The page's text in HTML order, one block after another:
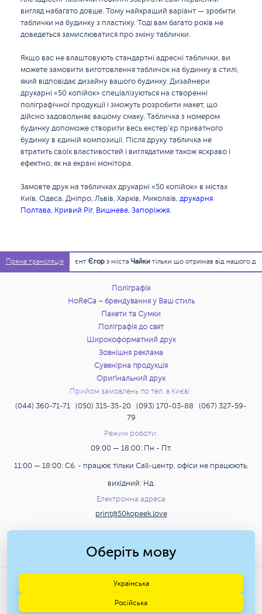
вигляд набагато довше. Тому найкращий варіант — зробити
таблички на будинку з пластику. Тоді вам багато років не
доведеться замислюватися про зміну таблички.
Якщо вас не влаштовують стандартні адресні таблички, ви
можете замовити виготовлення табличок на будинку в стилі,
який відповідає дизайну вашого будинку. Дизайнери
друкарні «50 копійок» спеціалізуються на створенні
поліграфічної продукції і зможуть розробити макет, що
дійсно задовольняє вашому смаку. Табличка з номером
будинку допоможе створити весь екстер'єр приватного
будинку в єдиній композиції. Після друку табличка не
втратить своїх властивостей і виглядатиме також яскраво і
ефектно, як на екрані монітора.
Замовте друк на табличках друкарні «50 копійок» в містах
Київ, Одеса, Дніпро, Львів, Харків, Миколаїв, друкарня
Полтава, Кривий Ріг, Вишневе, Запоріжжя.
Пряма трансляція
15:45:17 КлієнтЄгорз містаЧайкитільки що отримав від нашого
Поліграфія
HoReCa – брендування у Ваш стиль
Пакети та Сумки
Поліграфія до свят
Широкоформатний друк
Зовнішня реклама
Сувенірна продукція
Оригінальний друк
Прийом замовлень по тел. в Києві :
(044) 360-71-71 (050) 315-35-20 (093) 170-03-88 (067) 327-59-
79
Режим роботи:
09:00 — 18:00: Пн - Пт.
11:00 — 18:00: Сб. - працює тільки Call-центр, офіси не працюють.
вихідний: Нд.
Електронна адреса
print@50kopeek.love
© 2009-2026 Друкарня «50
Дизайн і розробка сайту —
Оберіть мову
Українська
Російська